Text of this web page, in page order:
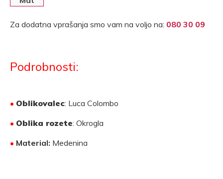
Za dodatna vprašanja smo vam na voljo na: 080 30 09
Podrobnosti:
• Oblikovalec: Luca Colombo
• Oblika rozete: Okrogla
• Material: Medenina